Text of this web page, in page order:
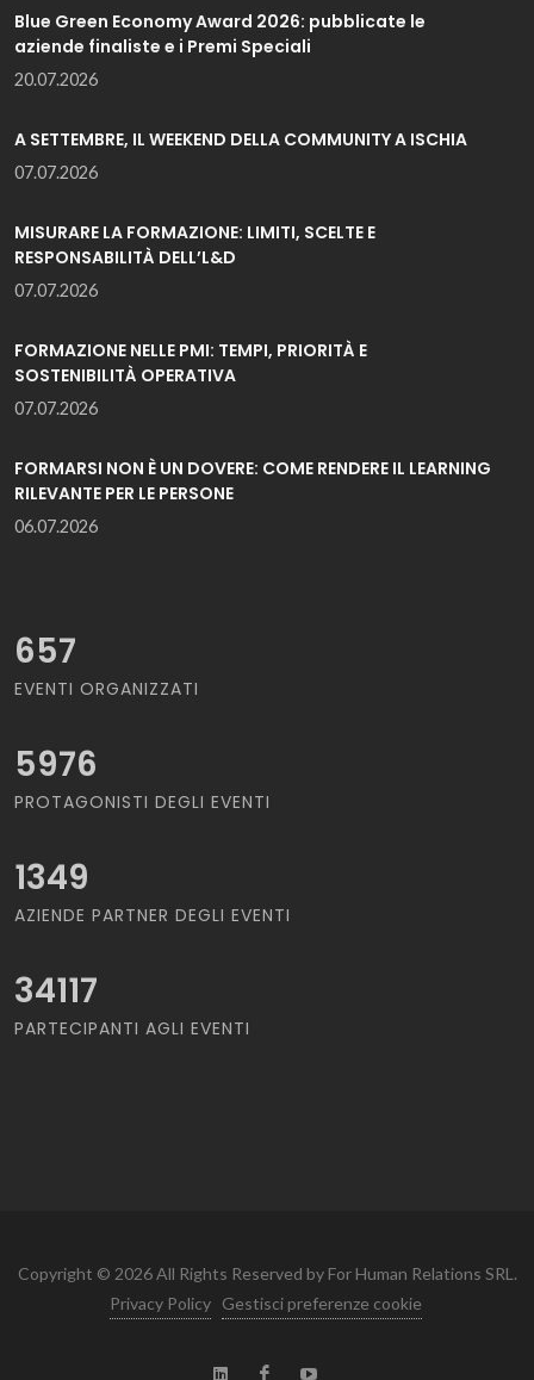
Blue Green Economy Award 2026: pubblicate le
aziende finaliste e i Premi Speciali
20.07.2026
A SETTEMBRE, IL WEEKEND DELLA COMMUNITY A ISCHIA
07.07.2026
MISURARE LA FORMAZIONE: LIMITI, SCELTE E
RESPONSABILITÀ DELL’L&D
07.07.2026
FORMAZIONE NELLE PMI: TEMPI, PRIORITÀ E
SOSTENIBILITÀ OPERATIVA
07.07.2026
FORMARSI NON È UN DOVERE: COME RENDERE IL LEARNING
RILEVANTE PER LE PERSONE
06.07.2026
657
EVENTI ORGANIZZATI
5976
PROTAGONISTI DEGLI EVENTI
1349
AZIENDE PARTNER DEGLI EVENTI
34117
PARTECIPANTI AGLI EVENTI
Copyright © 2026 All Rights Reserved by For Human Relations SRL.
Privacy Policy
Gestisci preferenze cookie